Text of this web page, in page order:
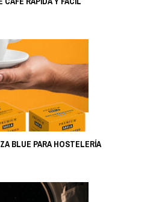
BLUE PARA HOSTELERÍA